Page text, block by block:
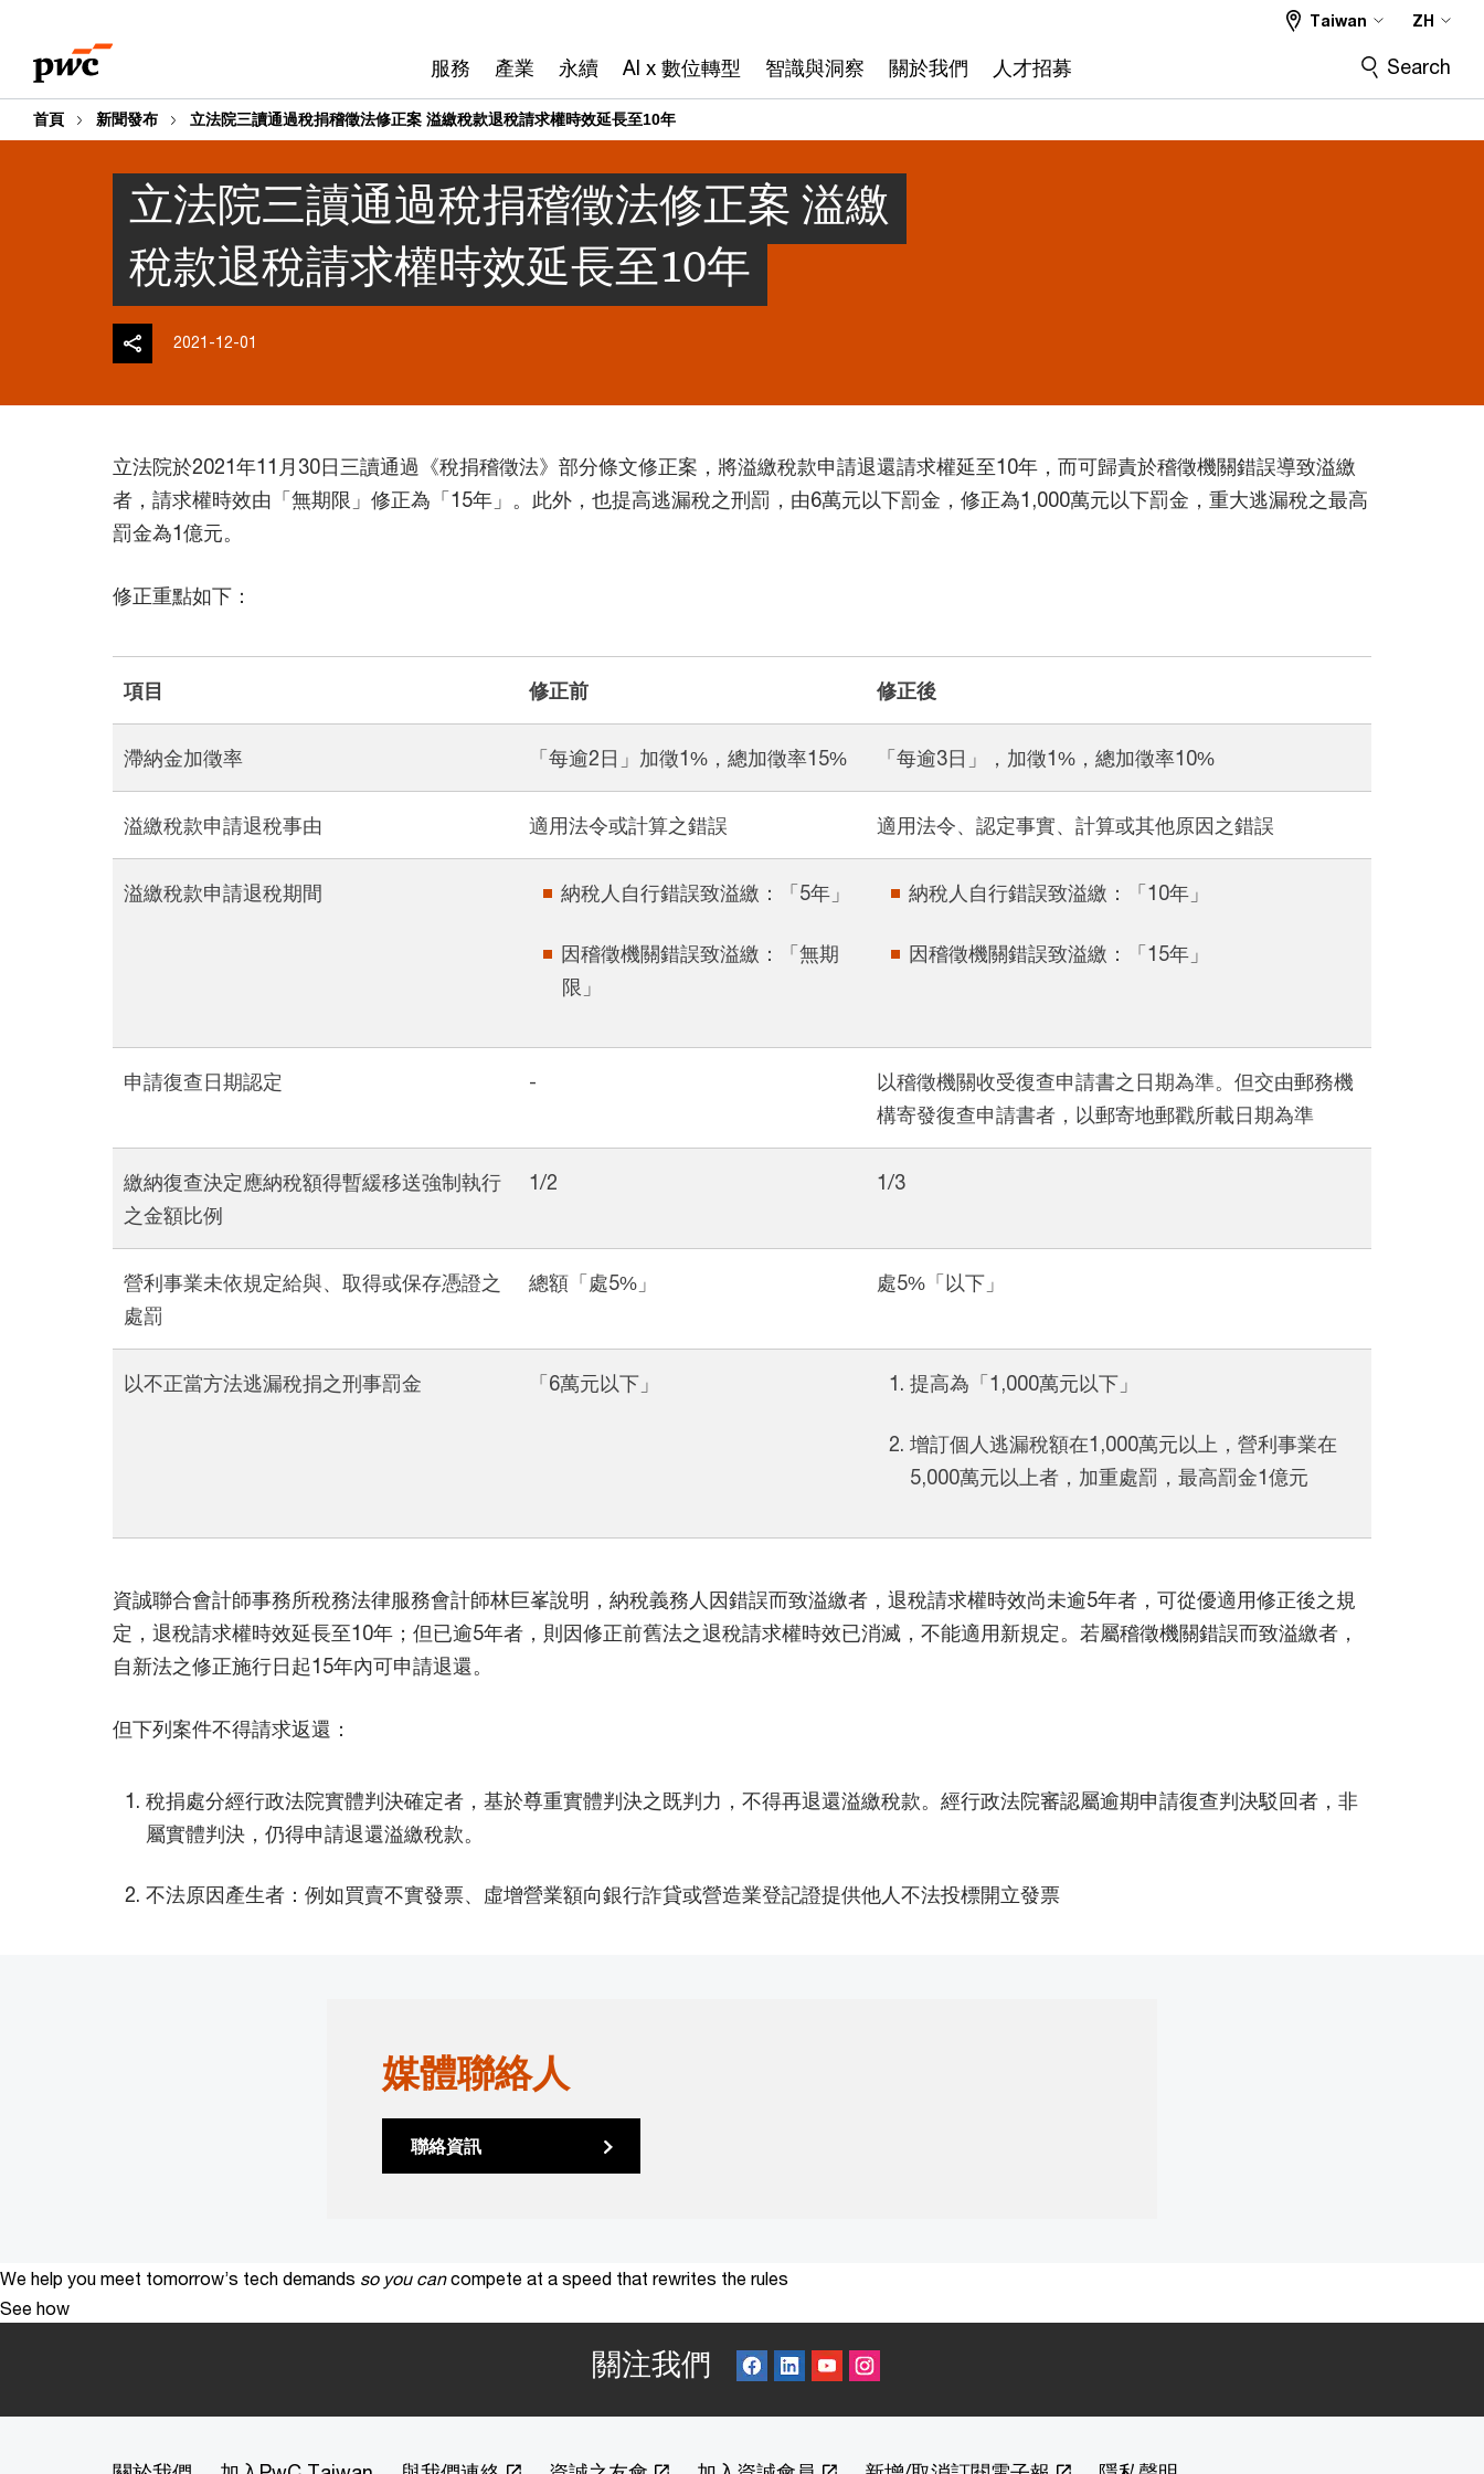
content
footer
服務 產業 永續 AI x 數位轉型 智識與洞察 關於我們 人才招募
Taiwan ZH
Search
首頁 新聞發布 立法院三讀通過稅捐稽徵法修正案 溢繳稅款退稅請求權時效延長至10年
立法院三讀通過稅捐稽徵法修正案 溢繳
稅款退稅請求權時效延長至10年
2021-12-01
立法院於2021年11月30日三讀通過《稅捐稽徵法》部分條文修正案，將溢繳稅款申請退還請求權延至10年，而可歸責於稽徵機關錯誤導致溢繳
者，請求權時效由「無期限」修正為「15年」。此外，也提高逃漏稅之刑罰，由6萬元以下罰金，修正為1,000萬元以下罰金，重大逃漏稅之最高
罰金為1億元。
修正重點如下：
項目 修正前 修正後
滯納金加徵率 「每逾2日」加徵1%，總加徵率15% 「每逾3日」，加徵1%，總加徵率10%
溢繳稅款申請退稅事由 適用法令或計算之錯誤 適用法令、認定事實、計算或其他原因之錯誤
溢繳稅款申請退稅期間 納稅人自行錯誤致溢繳：「5年」
因稽徵機關錯誤致溢繳：「無期
限」
納稅人自行錯誤致溢繳：「10年」
因稽徵機關錯誤致溢繳：「15年」
申請復查日期認定 -
以稽徵機關收受復查申請書之日期為準。但交由郵務機
構寄發復查申請書者，以郵寄地郵戳所載日期為準
繳納復查決定應納稅額得暫緩移送強制執行
之金額比例
1/2 1/3
營利事業未依規定給與、取得或保存憑證之
處罰
總額「處5%」 處5%「以下」
以不正當方法逃漏稅捐之刑事罰金 「6萬元以下」 提高為「1,000萬元以下」
增訂個人逃漏稅額在1,000萬元以上，營利事業在
5,000萬元以上者，加重處罰，最高罰金1億元
資誠聯合會計師事務所稅務法律服務會計師林巨峯說明，納稅義務人因錯誤而致溢繳者，退稅請求權時效尚未逾5年者，可從優適用修正後之規
定，退稅請求權時效延長至10年；但已逾5年者，則因修正前舊法之退稅請求權時效已消滅，不能適用新規定。若屬稽徵機關錯誤而致溢繳者，
自新法之修正施行日起15年內可申請退還。
但下列案件不得請求返還：
稅捐處分經行政法院實體判決確定者，基於尊重實體判決之既判力，不得再退還溢繳稅款。經行政法院審認屬逾期申請復查判決駁回者，非
屬實體判決，仍得申請退還溢繳稅款。
不法原因產生者：例如買賣不實發票、虛增營業額向銀行詐貸或營造業登記證提供他人不法投標開立發票
媒體聯絡人
聯絡資訊
We help you meet tomorrow’s tech demands so you can compete at a speed that rewrites the rules
See how
關注我們